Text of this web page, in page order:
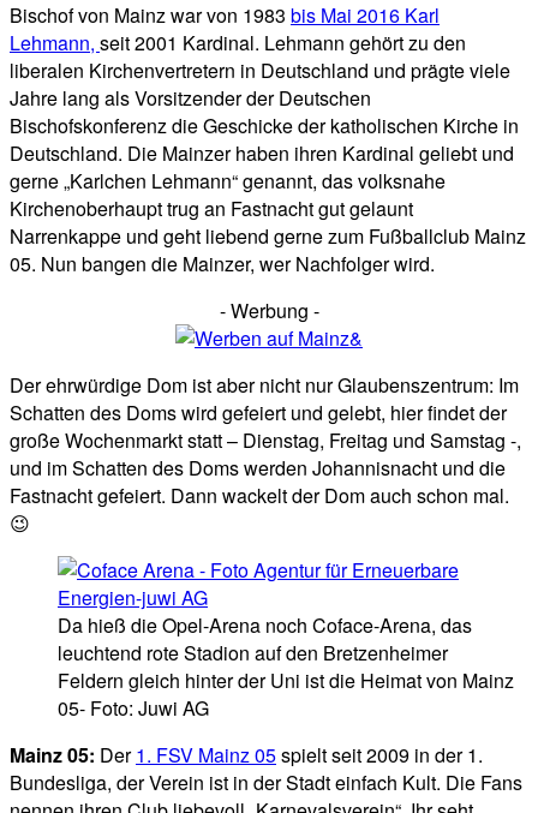
Bischof von Mainz war von 1983 bis Mai 2016 Karl
Lehmann, seit 2001 Kardinal. Lehmann gehört zu den
liberalen Kirchenvertretern in Deutschland und prägte viele
Jahre lang als Vorsitzender der Deutschen
Bischofskonferenz die Geschicke der katholischen Kirche in
Deutschland. Die Mainzer haben ihren Kardinal geliebt und
gerne „Karlchen Lehmann“ genannt, das volksnahe
Kirchenoberhaupt trug an Fastnacht gut gelaunt
Narrenkappe und geht liebend gerne zum Fußballclub Mainz
05. Nun bangen die Mainzer, wer Nachfolger wird.
- Werbung -
Der ehrwürdige Dom ist aber nicht nur Glaubenszentrum: Im
Schatten des Doms wird gefeiert und gelebt, hier findet der
große Wochenmarkt statt – Dienstag, Freitag und Samstag -,
und im Schatten des Doms werden Johannisnacht und die
Fastnacht gefeiert. Dann wackelt der Dom auch schon mal.
😉
Da hieß die Opel-Arena noch Coface-Arena, das
leuchtend rote Stadion auf den Bretzenheimer
Feldern gleich hinter der Uni ist die Heimat von Mainz
05- Foto: Juwi AG
Mainz 05: Der1. FSV Mainz 05spielt seit 2009 in der 1.
Bundesliga, der Verein ist in der Stadt einfach Kult. Die Fans